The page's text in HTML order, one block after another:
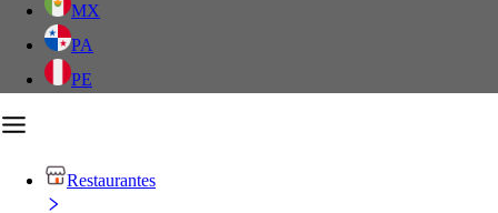
MX
PA
PE
Restaurantes